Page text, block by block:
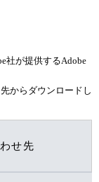
社が提供するAdobe
からダウンロードし
せ先